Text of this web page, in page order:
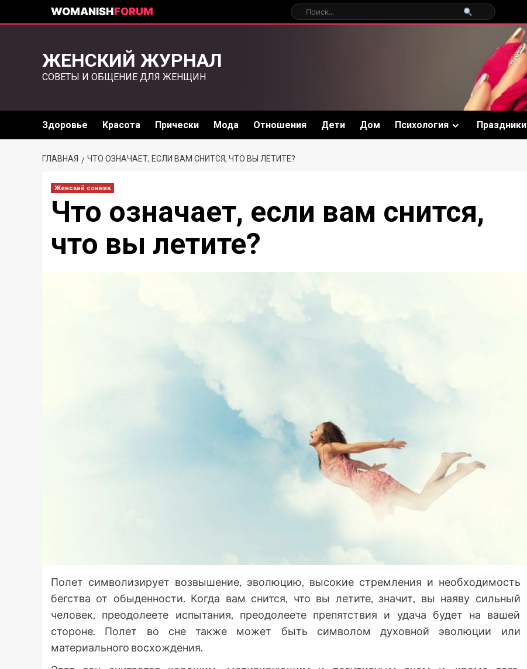
WOMANISHFORUM
ЖЕНСКИЙ ЖУРНАЛ
СОВЕТЫ И ОБЩЕНИЕ ДЛЯ ЖЕНЩИН
Здоровье Красота Прически Мода Отношения Дети Дом Психология Праздники
ГЛАВНАЯ ЧТО ОЗНАЧАЕТ, ЕСЛИ ВАМ СНИТСЯ, ЧТО ВЫ ЛЕТИТЕ?
Женский сонник
Что означает, если вам снится,
что вы летите?
Полет символизирует возвышение, эволюцию, высокие стремления и необходимость
бегства от обыденности. Когда вам снится, что вы летите, значит, вы наяву сильный
человек, преодолеете испытания, преодолеете препятствия и удача будет на вашей
стороне. Полет во сне также может быть символом духовной эволюции или
материального восхождения.